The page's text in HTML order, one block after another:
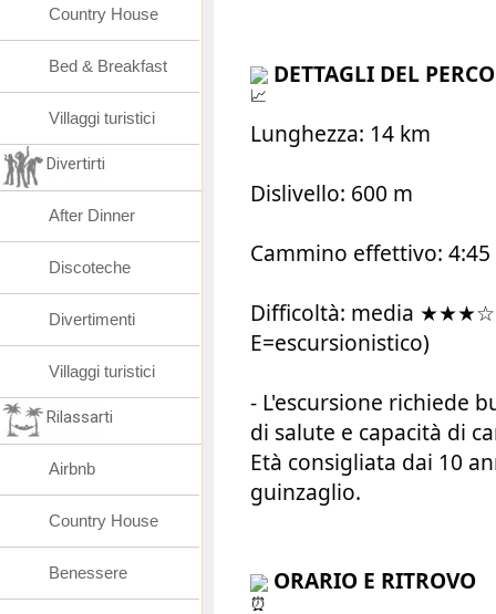
DETTAGLI DEL
Lunghezza: 14 km
Dislivello: 600 m
Cammino effettivo:
Difficoltà: media ★★★☆
E=escursionistico)
- L'escursione richiede
di salute e capacità di
Età consigliata dai 10
guinzaglio.
ORARIO E RITROVO
Country House
Bed & Breakfast
Villaggi turistici
Divertirti
After Dinner
Discoteche
Divertimenti
Villaggi turistici
Rilassarti
Airbnb
Country House
Benessere